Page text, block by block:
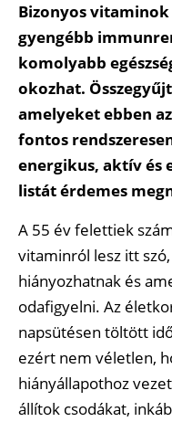
Bizonyos
gyengébb
komolyabb
okozhat.
amelyeket ebben
fontos
energikus, aktív és
listát érdemes
A 55 év felettiek
vitaminról lesz itt
hiányozhatnak és
odafigyelni. Az
napsütésen töltött
ezért nem véletlen,
hiányállapothoz
állítok csodákat,